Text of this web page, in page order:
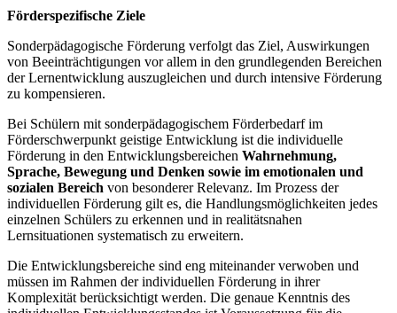
Förderspezifische Ziele
Sonderpädagogische Förderung verfolgt das Ziel, Auswirkungen
von Beeinträchtigungen vor allem in den grundlegenden Bereichen
der Lernentwicklung auszugleichen und durch intensive Förderung
zu kompensieren.
Bei Schülern mit sonderpädagogischem Förderbedarf im
Förderschwerpunkt geistige Entwicklung ist die individuelle
Förderung in den Entwicklungsbereichen Wahrnehmung,
Sprache, Bewegung und Denken sowie im emotionalen und
sozialen Bereich von besonderer Relevanz. Im Prozess der
individuellen Förderung gilt es, die Handlungsmöglichkeiten jedes
einzelnen Schülers zu erkennen und in realitätsnahen
Lernsituationen systematisch zu erweitern.
Die Entwicklungsbereiche sind eng miteinander verwoben und
müssen im Rahmen der individuellen Förderung in ihrer
Komplexität berücksichtigt werden. Die genaue Kenntnis des